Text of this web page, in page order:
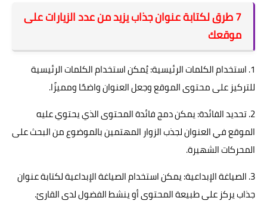
7 طرق لكتابة عنوان جذاب يزيد من عدد الزيارات على
موقعك
1. استخدام الكلمات الرئيسية: يُمكن استخدام الكلمات الرئيسية
للتركيز على محتوى الموقع وجعل العنوان واضحًا ومميزًا.
2. تحديد الفائدة: يمكن دمج فائدة المحتوى الذي يحتوي عليه
الموقع في العنوان لجذب الزوار المهتمين بالموضوع من البحث على
المحركات الشهيرة.
3. الصياغة الإبداعية: يمكن استخدام الصياغة الإبداعية لكتابة عنوان
جذاب يركز على طبيعة المحتوى أو ينشط الفضول لدى القارئ.